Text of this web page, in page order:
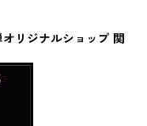
リジナルショップ 関